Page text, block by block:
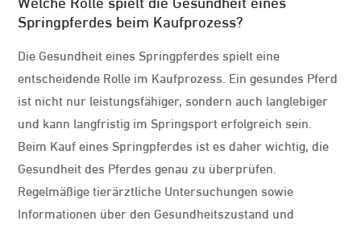
Springpferdes beim Kaufprozess?
Die Gesundheit eines Springpferdes spielt eine
entscheidende Rolle im Kaufprozess. Ein gesundes Pferd
ist nicht nur leistungsfähiger, sondern auch langlebiger
und kann langfristig im Springsport erfolgreich sein.
Beim Kauf eines Springpferdes ist es daher wichtig, die
Gesundheit des Pferdes genau zu überprüfen.
Regelmäßige tierärztliche Untersuchungen sowie
Informationen über den Gesundheitszustand und